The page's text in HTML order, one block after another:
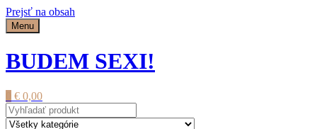
Prejsť na obsah
Menu
BUDEM SEXI!
€ 0,00